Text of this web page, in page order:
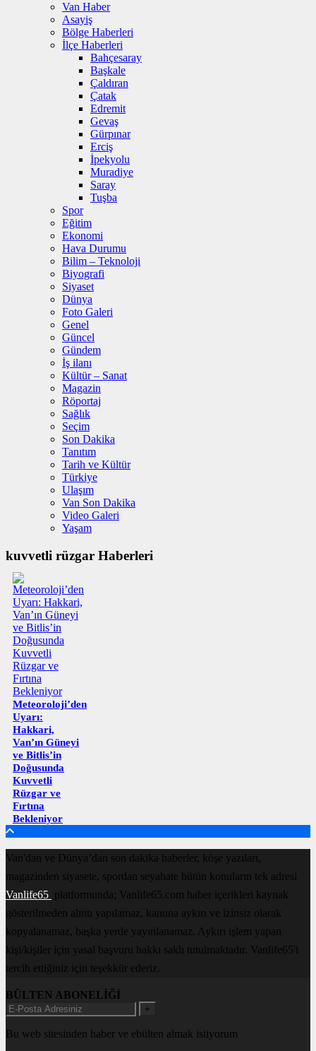
Van Haber
Asayiş
Bölge Haberleri
İlçe Haberleri
Bahçesaray
Başkale
Çaldıran
Çatak
Edremit
Gevaş
Gürpınar
Erciş
İpekyolu
Muradiye
Saray
Tuşba
Spor
Eğitim
Ekonomi
Hava Durumu
Bilim – Teknoloji
Biyografi
Siyaset
Dünya
Foto Galeri
Genel
Güncel
Gündem
İş ilanı
Kültür – Sanat
Magazin
Röportaj
Sağlık
Seçim
Son Dakika
Tanıtım
Tarih ve Kültür
Türkiye
Ulaşım
Van Son Dakika
Video Galeri
Yaşam
kuvvetli rüzgar Haberleri
Meteoroloji’den
Uyarı:
Hakkari,
Van’ın Güneyi
ve Bitlis’in
Doğusunda
Kuvvetli
Rüzgar ve
Fırtına
Bekleniyor
Van'dan ve Dünya’dan son dakika haberler, köşe yazıları,
magazinden siyasete, spordan seyahate bütün konuların tek adresi
Vanlife65 platformunda; Vanlife65.com haber içerikleri kaynak
gösterilmeden alıntı yapılamaz, kanuna aykırı ve izinsiz olarak
kopyalanamaz, başka yerde yayınlanamaz. Aykırı işlem yapan
kişi/kişiler için yasal başvuru hakkı saklı tutulmaktadır. Vanlife65'i
tercih ettiğiniz için teşekkür ederiz.
BÜLTEN ABONELİĞİ
+
Bu web sitesinden haber ve ebülten almak istiyorum